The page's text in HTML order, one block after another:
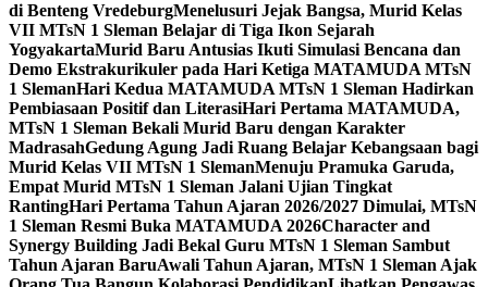
di Benteng VredeburgMenelusuri Jejak Bangsa, Murid Kelas
VII MTsN 1 Sleman Belajar di Tiga Ikon Sejarah
YogyakartaMurid Baru Antusias Ikuti Simulasi Bencana dan
Demo Ekstrakurikuler pada Hari Ketiga MATAMUDA MTsN
1 SlemanHari Kedua MATAMUDA MTsN 1 Sleman Hadirkan
Pembiasaan Positif dan LiterasiHari Pertama MATAMUDA,
MTsN 1 Sleman Bekali Murid Baru dengan Karakter
MadrasahGedung Agung Jadi Ruang Belajar Kebangsaan bagi
Murid Kelas VII MTsN 1 SlemanMenuju Pramuka Garuda,
Empat Murid MTsN 1 Sleman Jalani Ujian Tingkat
RantingHari Pertama Tahun Ajaran 2026/2027 Dimulai, MTsN
1 Sleman Resmi Buka MATAMUDA 2026Character and
Synergy Building Jadi Bekal Guru MTsN 1 Sleman Sambut
Tahun Ajaran BaruAwali Tahun Ajaran, MTsN 1 Sleman Ajak